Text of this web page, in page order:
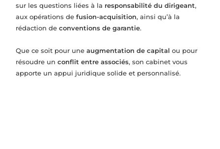
sur les questions liées à la responsabilité du dirigeant,
aux opérations defusion-acquisition, ainsi qu’à la
rédaction deconventions de garantie.
Que ce soit pour uneaugmentation de capital ou pour
résoudre unconflit entre associés, son cabinet vous
apporte un appui juridique solide et personnalisé.